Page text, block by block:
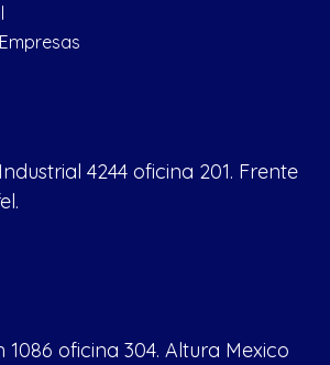
4244 oficina 201. Frente
1086 oficina 304. Altura Mexico